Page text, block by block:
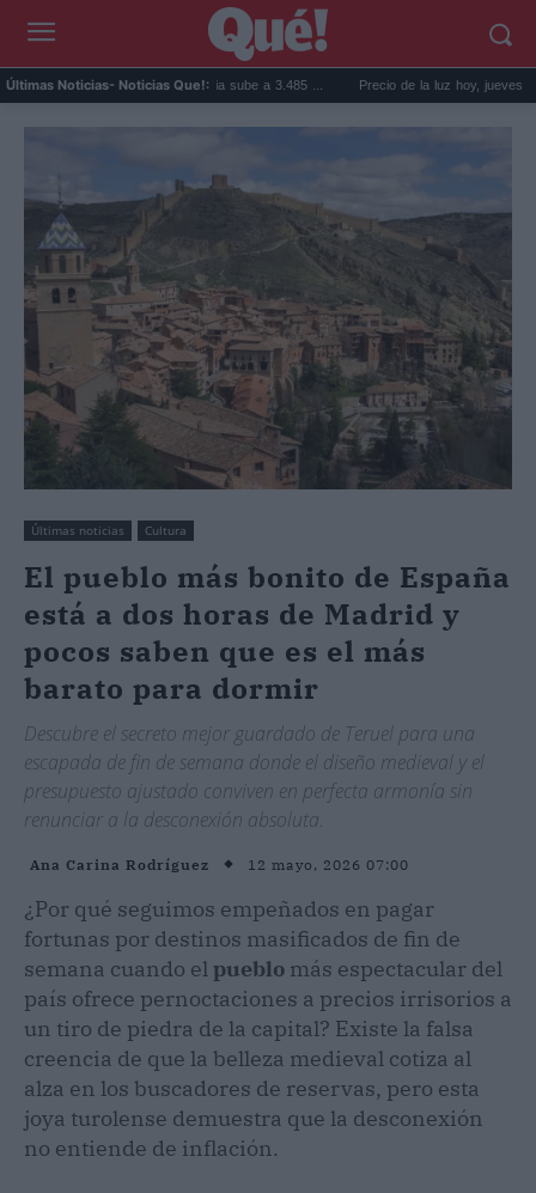
Últimas Noticias- Noticias Que!:
la vivienda en Valencia sube a 3.485 ... Precio de la luz hoy, jueves 6 de agosto:
Últimas noticias Cultura
El pueblo más bonito de España
está a dos horas de Madrid y
pocos saben que es el más
barato para dormir
Descubre el secreto mejor guardado de Teruel para una
escapada de fin de semana donde el diseño medieval y el
presupuesto ajustado conviven en perfecta armonía sin
renunciar a la desconexión absoluta.
Ana Carina Rodríguez 12 mayo, 2026 07:00
¿Por qué seguimos empeñados en pagar
fortunas por destinos masificados de fin de
semana cuando elpueblo más espectacular del
país ofrece pernoctaciones a precios irrisorios a
un tiro de piedra de la capital? Existe la falsa
creencia de que la belleza medieval cotiza al
alza en los buscadores de reservas, pero esta
joya turolense demuestra que la desconexión
no entiende de inflación.